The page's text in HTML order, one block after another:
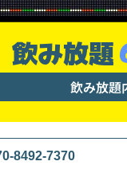
飲み放題
飲み放題
8492-7370